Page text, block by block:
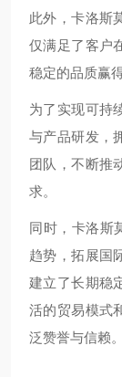
此外，卡洛斯
仅满足了客户
稳定的品质赢
为了实现可持
与产品研发，
团队，不断推
求。
同时，卡洛斯
趋势，拓展国
建立了长期稳
活的贸易模式
泛赞誉与信赖。